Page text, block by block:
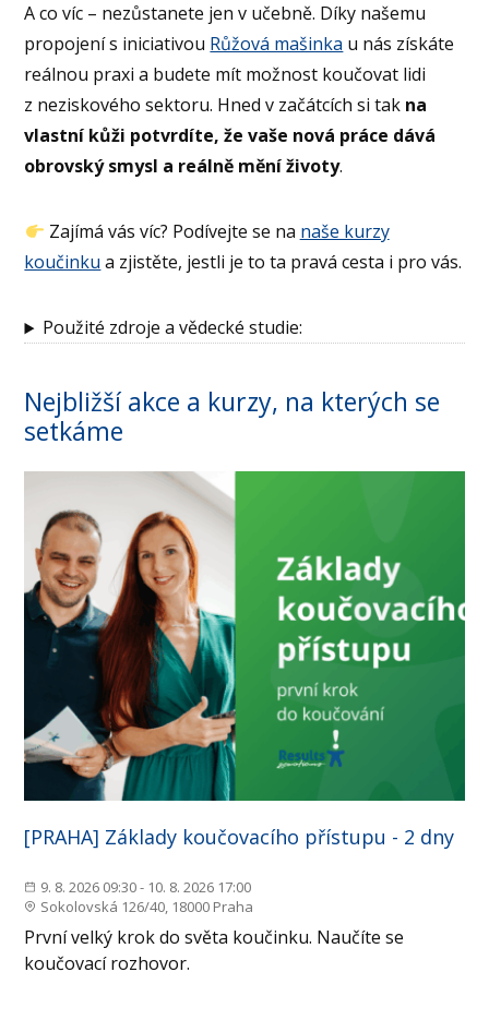
A co víc – nezůstanete jen v učebně. Díky našemu
propojení s iniciativou Růžová mašinka u nás získáte
reálnou praxi a budete mít možnost koučovat lidi
z neziskového sektoru. Hned v začátcích si tak na
vlastní kůži potvrdíte, že vaše nová práce dává
obrovský smysl a reálně mění životy.
Zajímá vás víc? Podívejte se na naše kurzy
koučinku a zjistěte, jestli je to ta pravá cesta i pro vás.
Použité zdroje a vědecké studie:
Nejbližší akce a kurzy, na kterých se
setkáme
[PRAHA] Základy koučovacího přístupu - 2 dny
9. 8. 2026 09:30 - 10. 8. 2026 17:00
Sokolovská 126/40, 18000 Praha
První velký krok do světa koučinku. Naučíte se
koučovací rozhovor.